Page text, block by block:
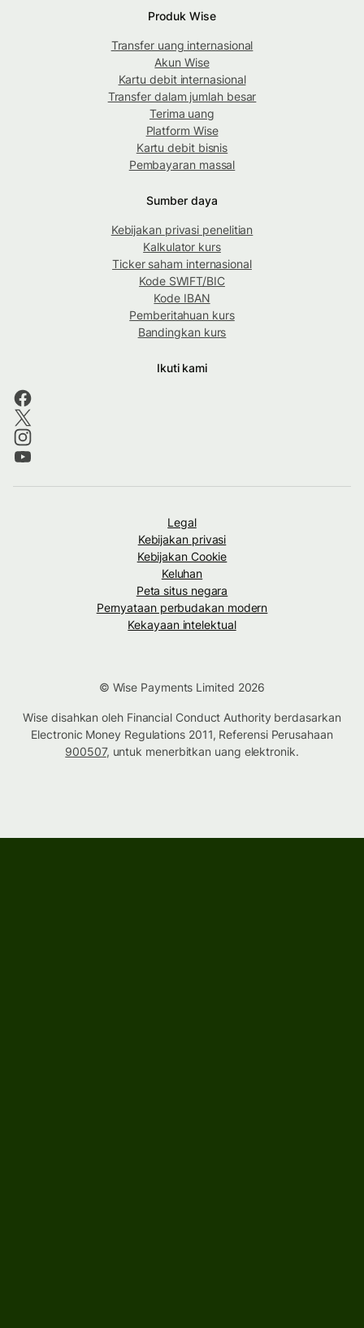
Produk Wise
Transfer uang internasional
Akun Wise
Kartu debit internasional
Transfer dalam jumlah besar
Terima uang
Platform Wise
Kartu debit bisnis
Pembayaran massal
Sumber daya
Kebijakan privasi penelitian
Kalkulator kurs
Ticker saham internasional
Kode SWIFT/BIC
Kode IBAN
Pemberitahuan kurs
Bandingkan kurs
Ikuti kami
Legal
Kebijakan privasi
Kebijakan Cookie
Keluhan
Peta situs negara
Pernyataan perbudakan modern
Kekayaan intelektual
© Wise Payments Limited 2026
Wise disahkan oleh Financial Conduct Authority berdasarkan
Electronic Money Regulations 2011, Referensi Perusahaan
900507, untuk menerbitkan uang elektronik.